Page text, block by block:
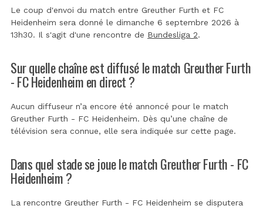
Le coup d'envoi du match entre Greuther Furth et FC
Heidenheim sera donné le dimanche 6 septembre 2026 à
13h30. Il s'agit d'une rencontre de Bundesliga 2.
Sur quelle chaîne est diffusé le match Greuther Furth
- FC Heidenheim en direct ?
Aucun diffuseur n’a encore été annoncé pour le match
Greuther Furth - FC Heidenheim. Dès qu’une chaîne de
télévision sera connue, elle sera indiquée sur cette page.
Dans quel stade se joue le match Greuther Furth - FC
Heidenheim ?
La rencontre Greuther Furth - FC Heidenheim se disputera